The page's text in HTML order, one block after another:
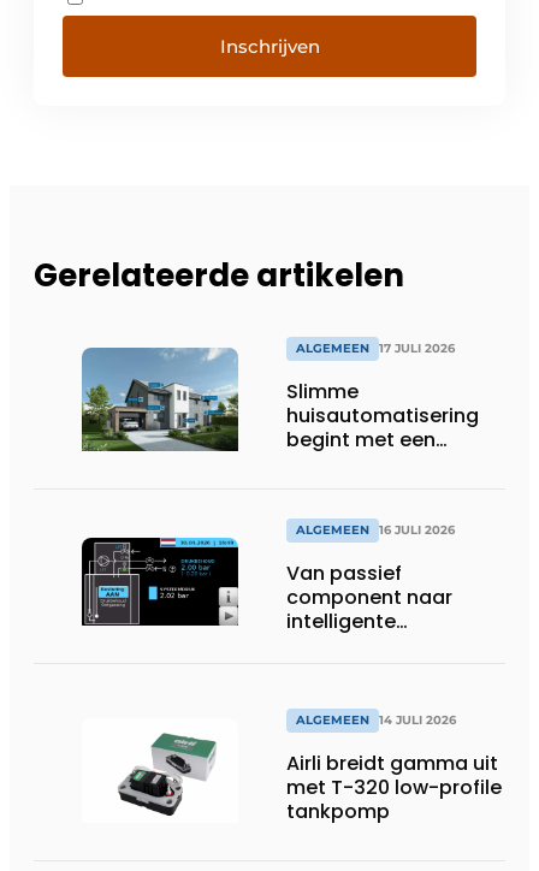
Inschrijven
Gerelateerde artikelen
ALGEMEEN 17 JULI 2026
Slimme
huisautomatisering
begint met een
ALGEMEEN 16 JULI 2026
Van passief
component naar
intelligente
systemen
ALGEMEEN 14 JULI 2026
Airli breidt gamma uit
met T-320 low-profile
tankpomp